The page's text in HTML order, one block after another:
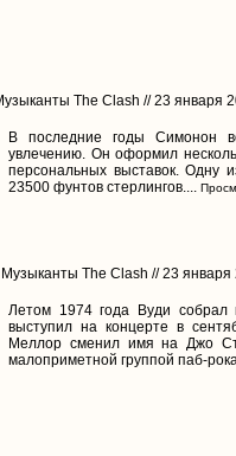
The Clash // 23 января
В последние годы Симонон
увлечению. Он оформил
персональных выставок. Одну
23500 фунтов стерлингов....
Музыканты The Clash // 23 января
Летом 1974 года Вуди собрал
выступил на концерте в
Меллор сменил имя на Джо
малоприметной группой паб-